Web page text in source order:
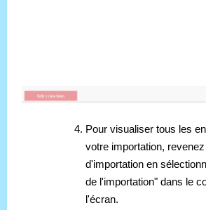
Pour visualiser tous les
votre importation,
d'importation en
de l'importation" dans le
l'écran.